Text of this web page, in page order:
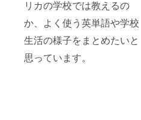
リカの学校では教えるの
か、よく使う英単語や学校
生活の様子をまとめたいと
思っています。